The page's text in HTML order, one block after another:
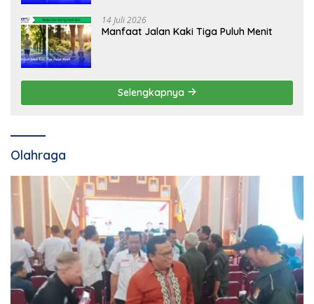
14 Juli 2026
Manfaat Jalan Kaki Tiga Puluh Menit
Selengkapnya
Olahraga